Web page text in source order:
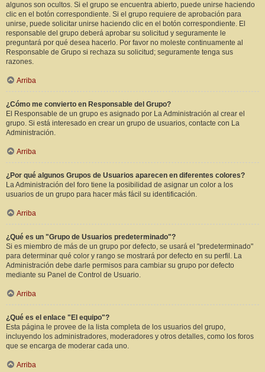
algunos son ocultos. Si el grupo se encuentra abierto, puede unirse haciendo
clic en el botón correspondiente. Si el grupo requiere de aprobación para
unirse, puede solicitar unirse haciendo clic en el botón correspondiente. El
responsable del grupo deberá aprobar su solicitud y seguramente le
preguntará por qué desea hacerlo. Por favor no moleste continuamente al
Responsable de Grupo si rechaza su solicitud; seguramente tenga sus
razones.
Arriba
¿Cómo me convierto en Responsable del Grupo?
El Responsable de un grupo es asignado por La Administración al crear el
grupo. Si está interesado en crear un grupo de usuarios, contacte con La
Administración.
Arriba
¿Por qué algunos Grupos de Usuarios aparecen en diferentes colores?
La Administración del foro tiene la posibilidad de asignar un color a los
usuarios de un grupo para hacer más fácil su identificación.
Arriba
¿Qué es un "Grupo de Usuarios predeterminado"?
Si es miembro de más de un grupo por defecto, se usará el "predeterminado"
para determinar qué color y rango se mostrará por defecto en su perfil. La
Administración debe darle permisos para cambiar su grupo por defecto
mediante su Panel de Control de Usuario.
Arriba
¿Qué es el enlace "El equipo"?
Esta página le provee de la lista completa de los usuarios del grupo,
incluyendo los administradores, moderadores y otros detalles, como los foros
que se encarga de moderar cada uno.
Arriba